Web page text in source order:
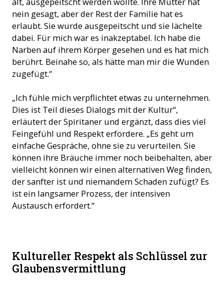
nein gesagt, aber der Rest der Familie hat es
erlaubt. Sie wurde ausgepeitscht und sie lächelte
dabei. Für mich war es inakzeptabel. Ich habe die
Narben auf ihrem Körper gesehen und es hat mich
berührt. Beinahe so, als hätte man mir die Wunden
zugefügt.“
„Ich fühle mich verpflichtet etwas zu unternehmen.
Dies ist Teil dieses Dialogs mit der Kultur“,
erläutert der Spiritaner und ergänzt, dass dies viel
Feingefühl und Respekt erfordere. „Es geht um
einfache Gespräche, ohne sie zu verurteilen. Sie
können ihre Bräuche immer noch beibehalten, aber
vielleicht können wir einen alternativen Weg finden,
der sanfter ist und niemandem Schaden zufügt? Es
ist ein langsamer Prozess, der intensiven
Austausch erfordert.“
Kultureller Respekt als Schlüssel zur
Glaubensvermittlung